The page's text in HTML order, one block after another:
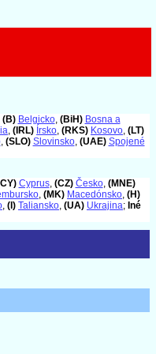
(B) Belgicko, (BiH) Bosna a
, (IRL) Írsko, (RKS) Kosovo, (LT)
, (SLO) Slovinsko, (UAE) Spojené
Cyprus, (CZ) Česko, (MNE)
, (MK) Macedónsko, (H)
, (I) Taliansko, (UA) Ukrajina; Iné